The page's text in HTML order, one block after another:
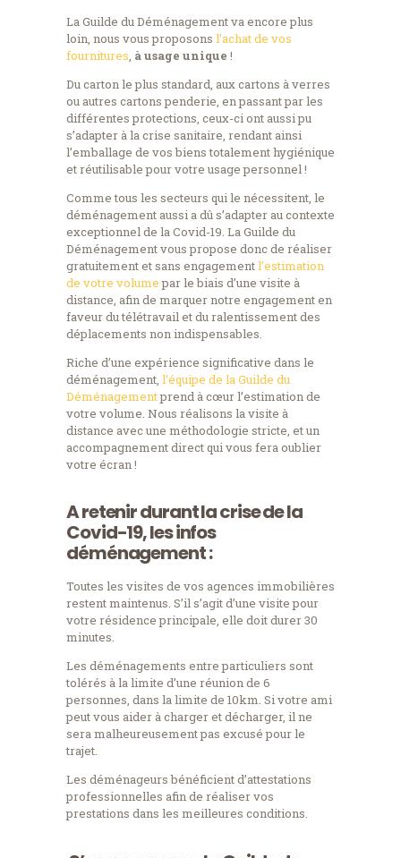
La Guilde du Déménagement va encore plus
loin, nous vous proposons l’achat de vos
fournitures à usage unique !
Du carton le plus standard, aux cartons à verres
ou autres cartons penderie, en passant par les
différentes protections, ceux-ci ont aussi pu
s’adapter à la crise sanitaire, rendant ainsi
l’emballage de vos biens totalement hygiénique
et réutilisable pour votre usage personnel !
Comme tous les secteurs qui le nécessitent, le
déménagement aussi a dû s’adapter au contexte
exceptionnel de la Covid-19. La Guilde du
Déménagement vous propose donc de réaliser
gratuitement et sans engagementl’estimation
de votre volumepar le biais d’une visite à
distance, afin de marquer notre engagement en
faveur du télétravail et du ralentissement des
déplacements non indispensables.
Riche d’une expérience significative dans le
déménagement, l’équipe de la Guilde du
Déménagementprend à cœur l’estimation de
votre volume. Nous réalisons la visite à
distance avec une méthodologie stricte, et un
accompagnement direct qui vous fera oublier
votre écran !
A retenir durant la crise de la
Covid-19, les infos
déménagement :
Toutes les visites de vos agences immobilières
restent maintenus. S’il s’agit d’une visite pour
votre résidence principale, elle doit durer 30
minutes.
Les déménagements entre particuliers sont
tolérés à la limite d’une réunion de 6
personnes, dans la limite de 10km. Si votre ami
peut vous aider à charger et décharger, il ne
sera malheureusement pas excusé pour le
trajet.
Les déménageurs bénéficient d’attestations
professionnelles afin de réaliser vos
prestations dans les meilleures conditions.